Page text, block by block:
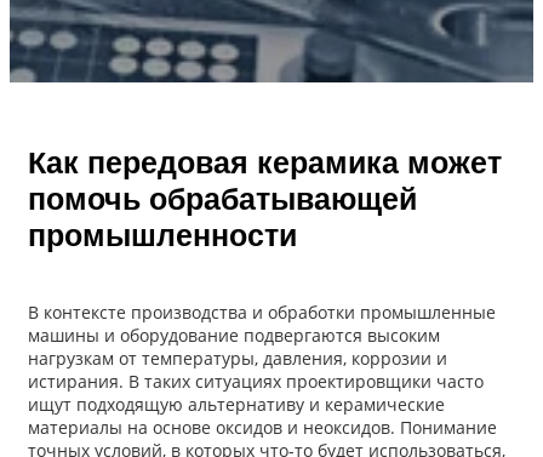
Как передовая керамика может
помочь обрабатывающей
промышленности
В контексте производства и обработки промышленные
машины и оборудование подвергаются высоким
нагрузкам от температуры, давления, коррозии и
истирания. В таких ситуациях проектировщики часто
ищут подходящую альтернативу и керамические
материалы на основе оксидов и неоксидов. Понимание
точных условий, в которых что-то будет использоваться,